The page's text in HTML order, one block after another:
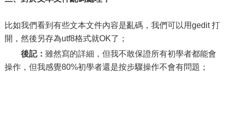
比如我們看到有些文本文件內容是亂碼，我們可以用gedit 打
開，然後另存為utf8格式就OK了；
後記： 雖然寫的詳細，但我不敢保證所有初學者都能會
操作，但我感覺80%初學者還是按步驟操作不會有問題；